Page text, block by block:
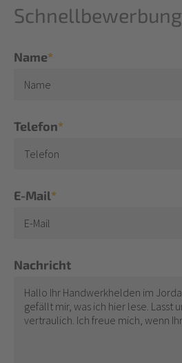
Schnellbewerbung
Name*
Telefon*
E-Mail*
Nachricht